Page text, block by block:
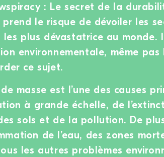
: Le secret de la
le risque de dévoiler les
les plus dévastatrice au monde.
environnementale, même
ce sujet.
de masse est l’une des causes
à grande échelle, de
des sols et de la pollution. De
de l’eau, des zones
les autres problèmes